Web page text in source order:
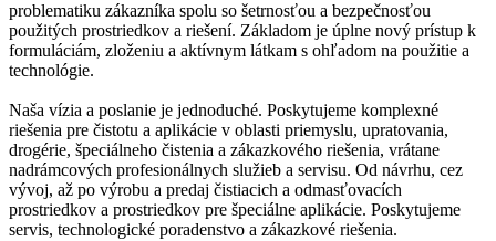
problematiku zákazníka spolu so šetrnosťou a bezpečnosťou
použitých prostriedkov a riešení. Základom je úplne nový prístup k
formuláciám, zloženiu a aktívnym látkam s ohľadom na použitie a
technológie.
Naša vízia a poslanie je jednoduché. Poskytujeme komplexné
riešenia pre čistotu a aplikácie v oblasti priemyslu, upratovania,
drogérie, špeciálneho čistenia a zákazkového riešenia, vrátane
nadrámcových profesionálnych služieb a servisu. Od návrhu, cez
vývoj, až po výrobu a predaj čistiacich a odmasťovacích
prostriedkov a prostriedkov pre špeciálne aplikácie. Poskytujeme
servis, technologické poradenstvo a zákazkové riešenia.